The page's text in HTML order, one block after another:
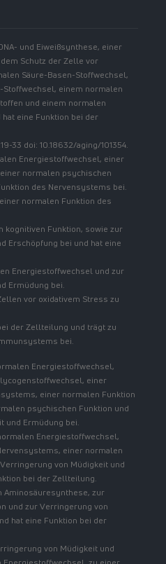
und Eiweißsynthese, einer
Schutz der Zelle vor
Säure-Basen-Stoffwechsel,
einem normalen
und einem normalen
eine Funktion bei der
33 doi: 10.18632/aging/101354.
Energiestoffwechsel, einer
normalen psychischen
des Nervensystems bei.
normalen Funktion des
kognitiven Funktion, sowie zur
Erschöpfung bei und hat eine
Energiestoffwechsel und zur
Ermüdung bei.
vor oxidativem Stress zu
der Zellteilung und trägt zu
bei.
Energiestoffwechsel,
einer
einer normalen Funktion
psychischen Funktion und
und Ermüdung bei.
Energiestoffwechsel,
einer normalen
von Müdigkeit und
bei der Zellteilung.
Aminosäuresynthese, zur
und zur Verringerung von
hat eine Funktion bei der
von Müdigkeit und